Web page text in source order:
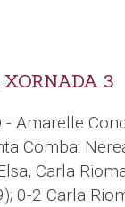
3
- Amarelle
Comba:
Carla
0-2 Carla